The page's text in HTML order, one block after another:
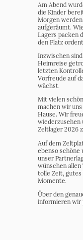
Am Abend
die Kinder
Morgen
aufgeräumt.
Lagers packen
den Platz
Inzwischen
Heimreise
letzten
Vorfreude auf
wächst.
Mit vielen
machen wir
Hause. Wir
wiederzusehen
Zeltlager 2026
Auf dem
ebenso schöne
unser
wünschen allen
tolle Zeit,
Momente.
Über den
informieren wir